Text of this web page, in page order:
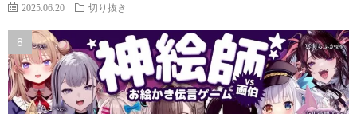
2025.06.20 切り抜き